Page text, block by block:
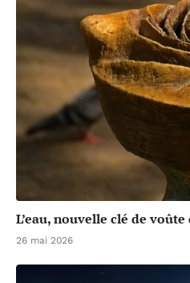
L’eau, nouvelle clé de
26 mai 2026